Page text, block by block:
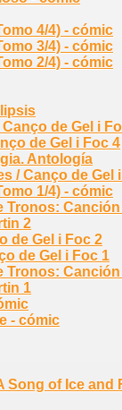
4/4) - cómic
3/4) - cómic
2/4) - cómic
de Gel i
de Gel i Foc 4
Antología
/ Canço de Gel
1/4) - cómic
Tronos:
2
de Gel i Foc 2
de Gel i Foc 1
Tronos:
1
- cómic
Song of Ice and